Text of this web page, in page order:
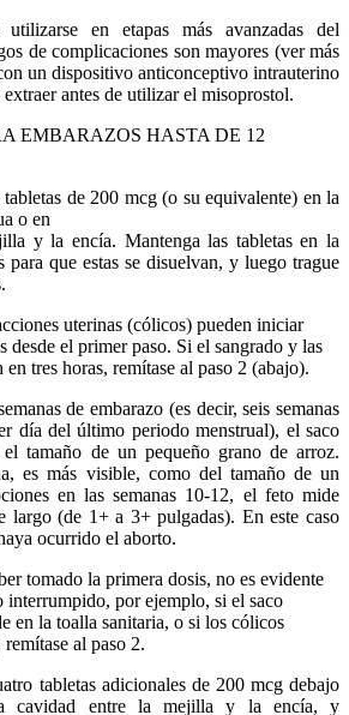
en etapas más avanzadas del
de complicaciones son mayores (ver más
un dispositivo anticonceptivo intrauterino
antes de utilizar el misoprostol.
EMBARAZOS HASTA DE 12
de 200 mcg (o su equivalente) en la
o en
y la encía. Mantenga las tabletas en la
que estas se disuelvan, y luego trague
uterinas (cólicos) pueden iniciar
desde el primer paso. Si el sangrado y las
tres horas, remítase al paso 2 (abajo).
de embarazo (es decir, seis semanas
día del último periodo menstrual), el saco
tamaño de un pequeño grano de arroz.
es más visible, como del tamaño de un
en las semanas 10-12, el feto mide
largo (de 1+ a 3+ pulgadas). En este caso
ocurrido el aborto.
tomado la primera dosis, no es evidente
interrumpido, por ejemplo, si el saco
en la toalla sanitaria, o si los cólicos
al paso 2.
tabletas adicionales de 200 mcg debajo
cavidad entre la mejilla y la encía, y